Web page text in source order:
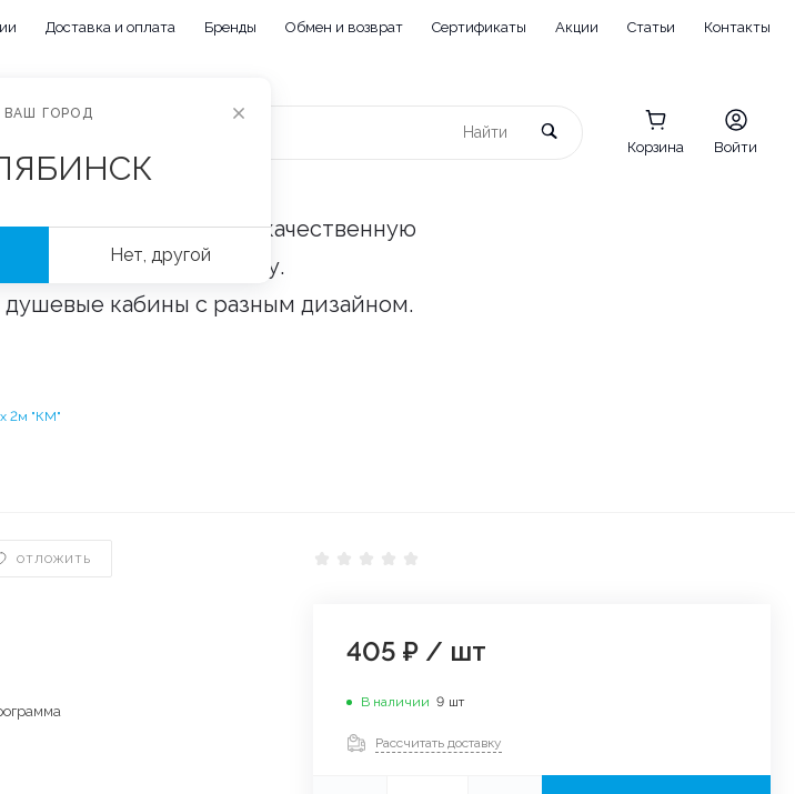
Доставка и оплата Бренды Обмен и возврат Сертификаты Акции Статьи Контакты
Корзина Войти
вы можете купить качественную
оптом и в розницу.
кабины с разным дизайном.
х 2м "КМ"
ОТЛОЖИТЬ
405 ₽ / шт
В наличии 9 шт
Рассчитать доставку
ВАШ ГОРОД
Нет, другой